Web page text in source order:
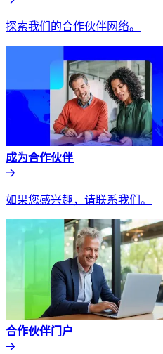
探索我们的合作伙伴网络。​​
成为合作伙伴​​
如果您感兴趣，请联系我们。​​
合作伙伴门户​​